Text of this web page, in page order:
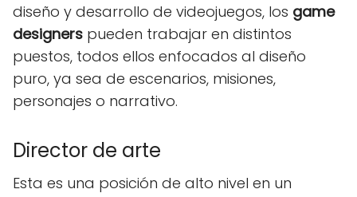
diseño y desarrollo de videojuegos, los game
designers pueden trabajar en distintos
puestos, todos ellos enfocados al diseño
puro, ya sea de escenarios, misiones,
personajes o narrativo.
Director de arte
Esta es una posición de alto nivel en un